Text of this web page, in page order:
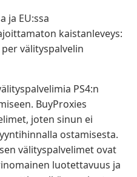
ja EU:ssa
kaistanleveys:
välityspalvelin
PS4:n
BuyProxies
joten sinun ei
ostamisesta.
välityspalvelimet ovat
luotettavuus ja